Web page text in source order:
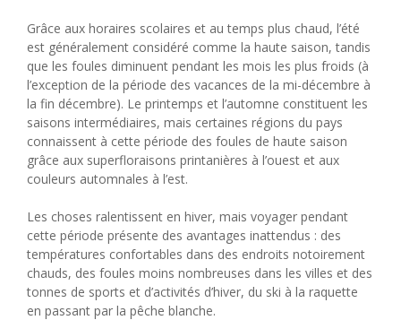
Grâce aux horaires scolaires et au temps plus chaud, l’été
est généralement considéré comme la haute saison, tandis
que les foules diminuent pendant les mois les plus froids (à
l’exception de la période des vacances de la mi-décembre à
la fin décembre). Le printemps et l’automne constituent les
saisons intermédiaires, mais certaines régions du pays
connaissent à cette période des foules de haute saison
grâce aux superfloraisons printanières à l’ouest et aux
couleurs automnales à l’est.
Les choses ralentissent en hiver, mais voyager pendant
cette période présente des avantages inattendus : des
températures confortables dans des endroits notoirement
chauds, des foules moins nombreuses dans les villes et des
tonnes de sports et d’activités d’hiver, du ski à la raquette
en passant par la pêche blanche.